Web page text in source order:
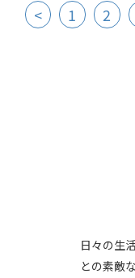
< 1 2
日々の生
との素敵